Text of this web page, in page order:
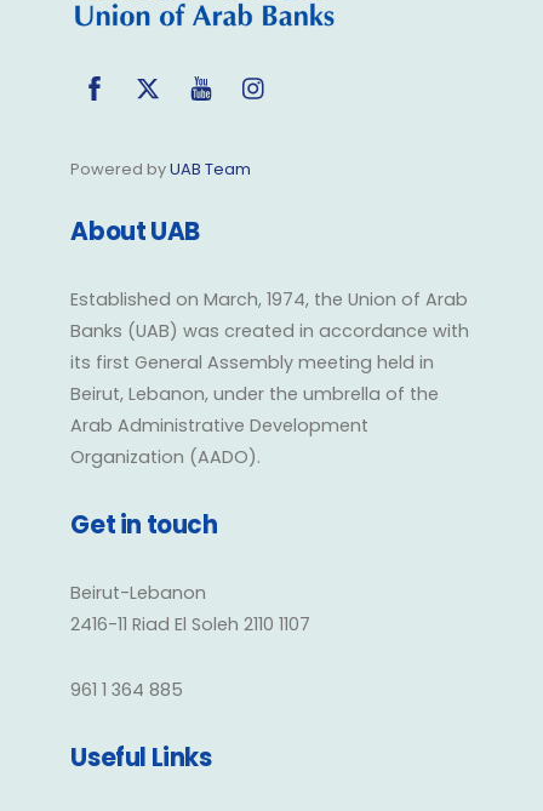
FacebookTwitter YouTube
Powered byUAB Team
About UAB
Established on March, 1974, the Union of Arab
Banks (UAB) was created in accordance with
its first General Assembly meeting held in
Beirut, Lebanon, under the umbrella of the
Arab Administrative Development
Organization (AADO).
Get in touch
Beirut-Lebanon
2416-11 Riad El Soleh 2110 1107
961 1 364 885
Useful Links